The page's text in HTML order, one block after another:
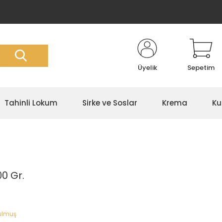
Üyelik Sepetim
Tahinli Lokum Sirke ve Soslar Krema
Gr.